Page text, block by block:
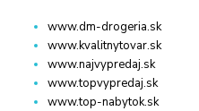
www.dm-drogeria.sk
www.kvalitnytovar.sk
www.najvypredaj.sk
www.topvypredaj.sk
www.top-nabytok.sk